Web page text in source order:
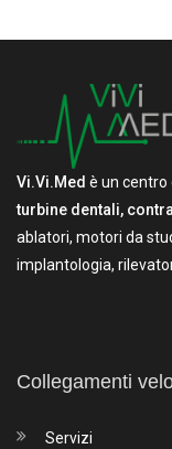
Vi.Vi.Med è un centro
turbine dentali,
ablatori, motori da
implantologia,
Collegamenti
Servizi